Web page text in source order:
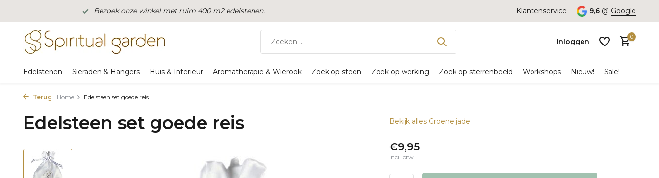
Bezoek onze winkel met ruim 400 m2 edelstenen. Klantenservice 9,6 @ Google
Inloggen
0
Edelstenen Sieraden & Hangers Huis & Interieur Aromatherapie & Wierook Zoek op steen Zoek op werking Zoek op sterrenbeeld Workshops Nieuw! Sale!
Terug Home Edelsteen set goede reis
Edelsteen set goede reis Bekijk alles Groene jade
€9,95
Incl. btw